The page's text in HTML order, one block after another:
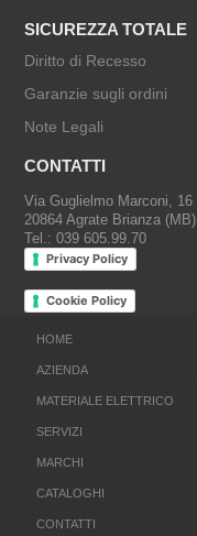
SICUREZZA TOTALE
Diritto di Recesso
Garanzie sugli ordini
Note Legali
CONTATTI
Via Guglielmo Marconi, 16
20864 Agrate Brianza (MB)
Tel.: 039 605.99.70
Privacy Policy
Cookie Policy
HOME
AZIENDA
MATERIALE ELETTRICO
SERVIZI
MARCHI
CATALOGHI
CONTATTI